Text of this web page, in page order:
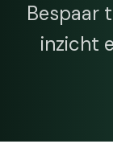
Bespaar
inzicht